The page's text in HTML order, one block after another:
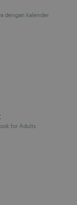
dengan kalender
for Adults